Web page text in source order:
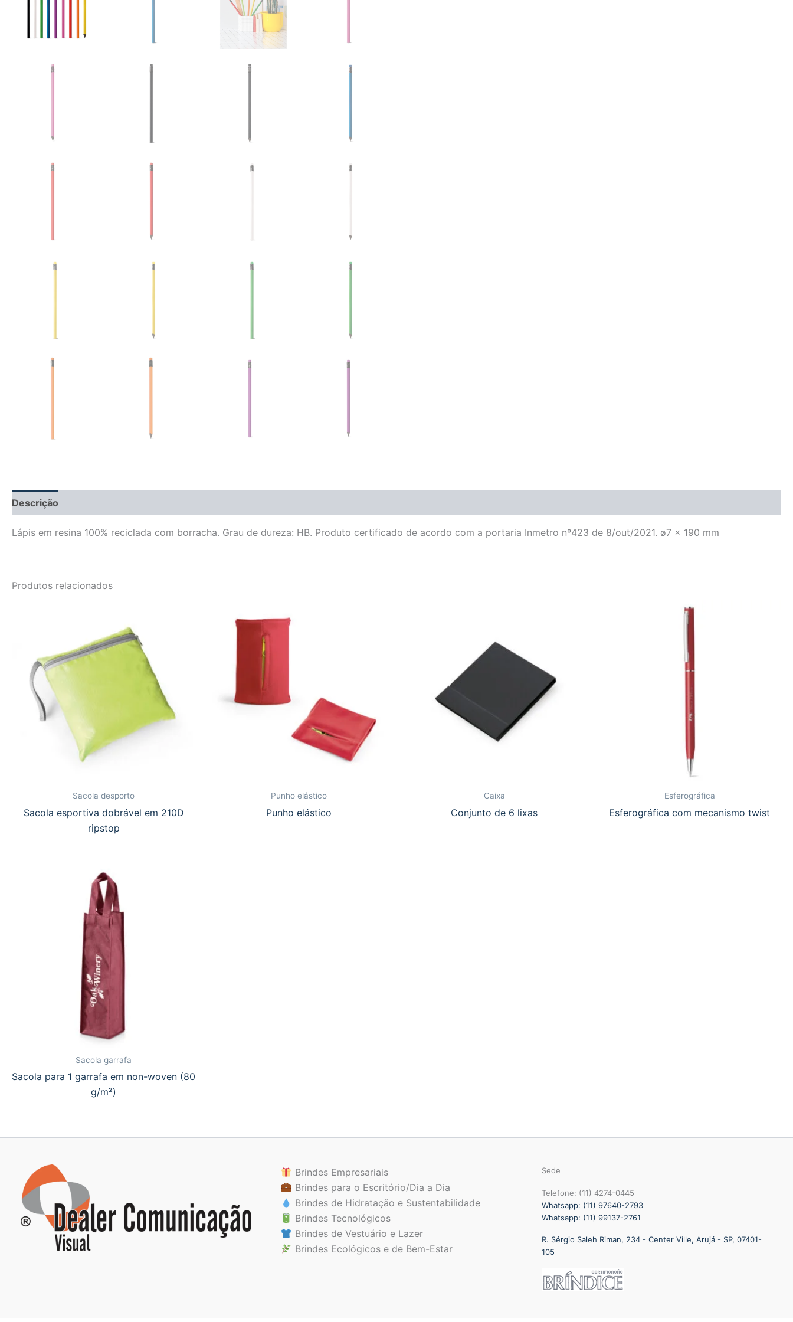
Descrição
Lápis em resina 100% reciclada com borracha. Grau de dureza: HB. Produto certificado de acordo com a portaria Inmetro nº423 de 8/out/2021. ø7 x 190 mm
Produtos relacionados
Sacola desporto
Sacola esportiva dobrável em 210D
ripstop
Punho elástico
Punho elástico
Caixa
Conjunto de 6 lixas
Esferográfica
Esferográfica com mecanismo twist
Sacola garrafa
Sacola para 1 garrafa em non-woven (80
g/m²)
Brindes Empresariais
Brindes para o Escritório/Dia a Dia
Brindes de Hidratação e Sustentabilidade
Brindes Tecnológicos
Brindes de Vestuário e Lazer
Brindes Ecológicos e de Bem-Estar
Sede
Telefone: (11) 4274-0445
Whatsapp: (11) 97640-2793
Whatsapp: (11) 99137-2761
R. Sérgio Saleh Riman, 234 - Center Ville, Arujá - SP, 07401-
105